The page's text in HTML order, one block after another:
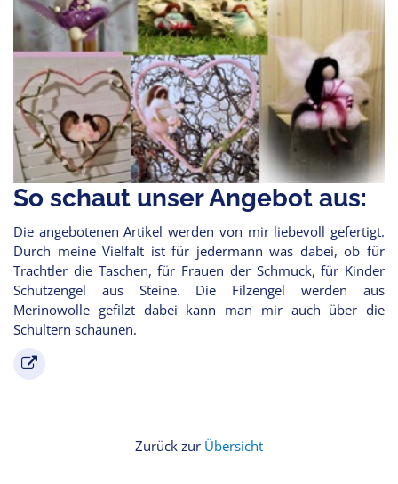
So schaut unser Angebot aus:
Die angebotenen Artikel werden von mir liebevoll gefertigt.
Durch meine Vielfalt ist für jedermann was dabei, ob für
Trachtler die Taschen, für Frauen der Schmuck, für Kinder
Schutzengel aus Steine. Die Filzengel werden aus
Merinowolle gefilzt dabei kann man mir auch über die
Schultern schaunen.
Zurück zur Übersicht